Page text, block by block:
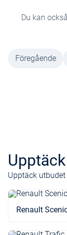
Du kan också
Föregående
Upptäck
Renault